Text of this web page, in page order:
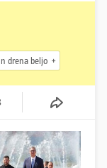
drena beljo